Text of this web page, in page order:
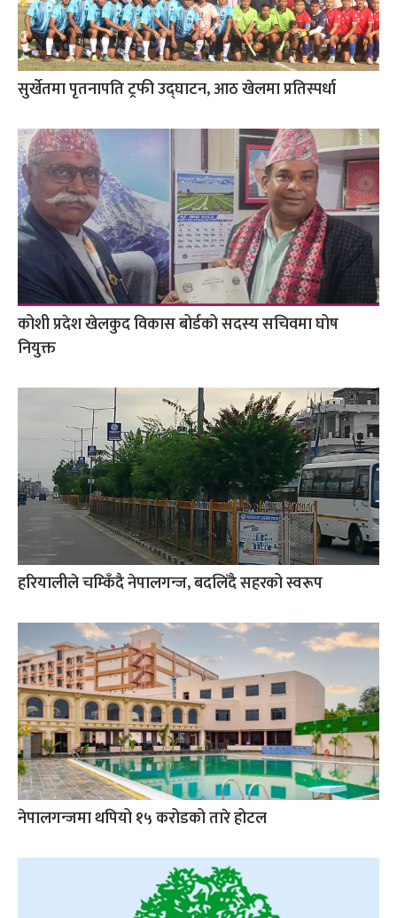
सुर्खेतमा पृतनापति ट्रफी उद्घाटन, आठ खेलमा प्रतिस्पर्धा
कोशी प्रदेश खेलकुद विकास बोर्डको सदस्य सचिवमा घोष
नियुक्त
हरियालीले चम्किँदै नेपालगन्ज, बदलिँदै सहरको स्वरूप
नेपालगन्जमा थपियो १५ करोडको तारे होटल